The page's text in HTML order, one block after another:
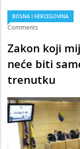
BOSNA I HERCEGOVINA
Comments
Zakon koji
neće biti
trenutku